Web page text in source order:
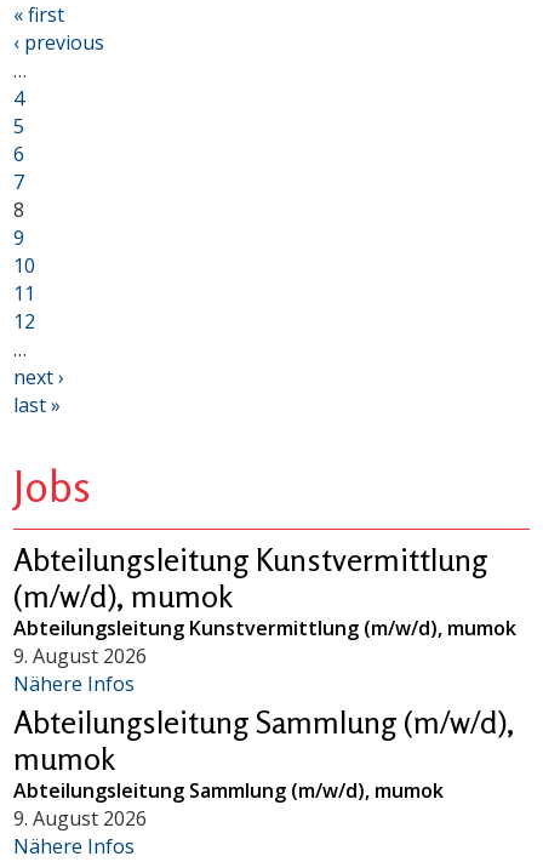
« first
‹ previous
…
4
5
6
7
8
9
10
11
12
…
next ›
last »
Jobs
Abteilungsleitung Kunstvermittlung
(m/w/d), mumok
Abteilungsleitung Kunstvermittlung (m/w/d), mumok
9. August 2026
Nähere Infos
Abteilungsleitung Sammlung (m/w/d),
mumok
Abteilungsleitung Sammlung (m/w/d), mumok
9. August 2026
Nähere Infos